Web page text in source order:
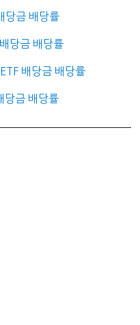
당금 배당률
당금 배당률
배당금 배당률
당금 배당률